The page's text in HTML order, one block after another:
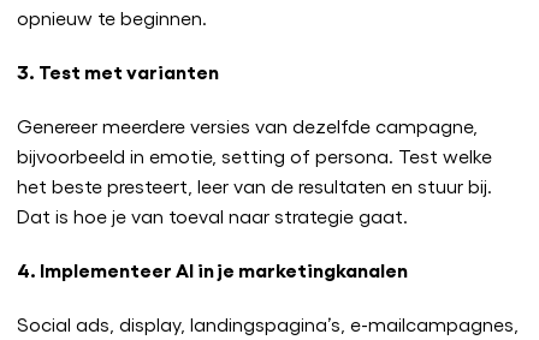
opnieuw te beginnen.
3. Test met varianten
Genereer meerdere versies van dezelfde campagne,
bijvoorbeeld in emotie, setting of persona. Test welke
het beste presteert, leer van de resultaten en stuur bij.
Dat is hoe je van toeval naar strategie gaat.
4. Implementeer AI in je marketingkanalen
Social ads, display, landingspagina’s, e-mailcampagnes,